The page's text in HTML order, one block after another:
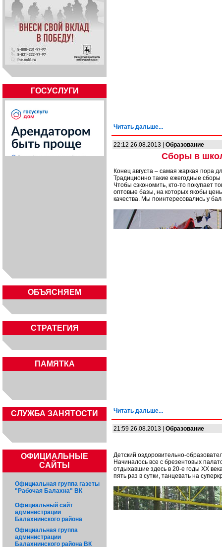
ГОСУСЛУГИ
ОБЪЯСНЯЕМ
СТРАТЕГИЯ
ПАМЯТКА
CЛУЖБА ЗАНЯТОСТИ
ОФИЦИАЛЬНЫЕ
САЙТЫ
Официальная группа газеты
"Рабочая Балахна" ВК
Официальный сайт
администрации
Балахнинского района
Официальная группа
администрации
Балахнинского района ВК
Читать дальше...
22:12 26.08.2013 | Образование
Сборы в
Конец августа – самая жаркая пора
Традиционно такие ежегодные
Чтобы сэкономить, кто-то покупает
оптовые базы, на которых якобы
качества. Мы поинтересовались у
Читать дальше...
21:59 26.08.2013 | Образование
Детский оздоровительно-
Начиналось все с брезентовых
отдыхавшие здесь в 20-е годы XX
пять раз в сутки, танцевать на